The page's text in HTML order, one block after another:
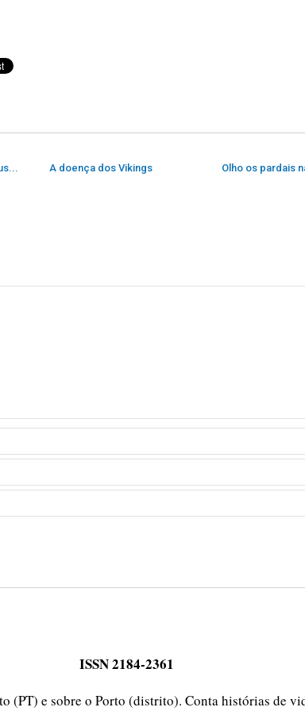
A doença dos Vikings Olho os pardais
ISSN 2184-2361
(PT) e sobre o Porto (distrito). Conta histórias de